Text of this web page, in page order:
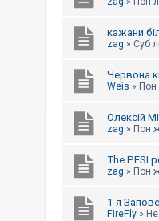
кажани
zag » Суб
Червона
Weis » Пон
Олексій
zag » Пон
The PESI
zag » Пон
1-я
FireFly »